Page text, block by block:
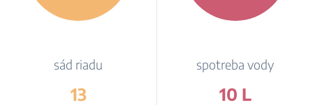
sád riadu
13
spotreba vody
10 L